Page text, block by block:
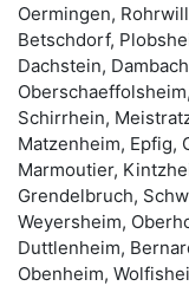
Oermingen,
Betschdorf,
Dachstein,
Schirrhein,
Matzenheim, Epfig,
Marmoutier,
Grendelbruch,
Weyersheim,
Duttlenheim,
Obenheim,